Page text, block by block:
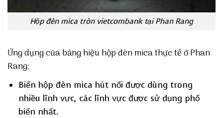
Hộp đèn mica tròn vietcombank tại Phan Rang
Ứng dụng của bảng hiệu hộp đèn mica thực tế ở Phan
Rang:
Biển hộp đèn mica hút nổi được dùng trong
nhiều lĩnh vực, các lĩnh vực được sử dụng phổ
biến nhất.